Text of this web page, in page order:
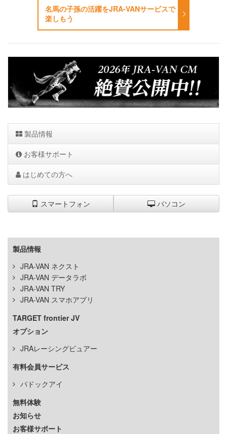
名馬の子孫の活躍をJRA-VANサービスで
楽しもう
製品情報
お客様サポート
はじめての方へ
スマートフォン パソコン
製品情報
JRA-VAN ネクスト
JRA-VAN データラボ
JRA-VAN TRY
JRA-VAN スマホアプリ
TARGET frontier JV
オプション
JRAレーシングビュアー
有料会員サービス
パドックアイ
無料体験
お知らせ
お客様サポート